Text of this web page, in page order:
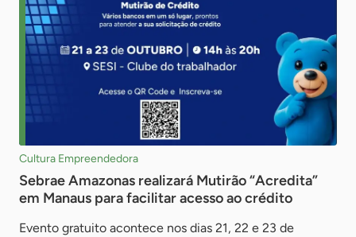
Cultura Empreendedora
Sebrae Amazonas realizará Mutirão “Acredita”
em Manaus para facilitar acesso ao crédito
Evento gratuito acontece nos dias 21, 22 e 23 de